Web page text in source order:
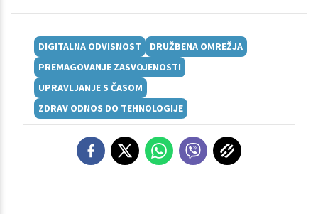
DIGITALNA ODVISNOST
DRUŽBENA OMREŽJA
PREMAGOVANJE ZASVOJENOSTI
UPRAVLJANJE S ČASOM
ZDRAV ODNOS DO TEHNOLOGIJE